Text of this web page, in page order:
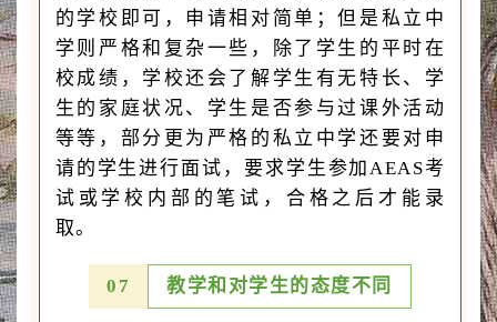
的学校即可，申请相对简单；但是 私立中
学则严格和复杂一些 ，除了学生的平时在
校成绩，学校还会了解学生有无特长、学
生的家庭状况、学生是否参与过课外活动
等等，部分更为严格的私立中学还要对申
请的学生进行面试，要求学生参加AEAS考
试或学校内部的笔试，合格之后才能录
取。
0 7 教学和对学生的态度不同